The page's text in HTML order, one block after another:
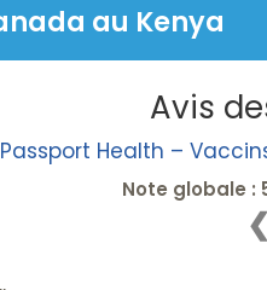
au Kenya
Avis
Passport Health –
Note globale :
❮